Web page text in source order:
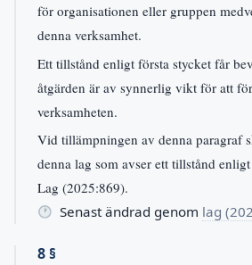
för organisationen eller gruppen
denna verksamhet.
Ett tillstånd enligt första stycket får
åtgärden är av synnerlig vikt för att
verksamheten.
Vid tillämpningen av denna paragraf
denna lag som avser ett tillstånd enligt
Lag (2025:869).
Senast ändrad genom lag
8 §